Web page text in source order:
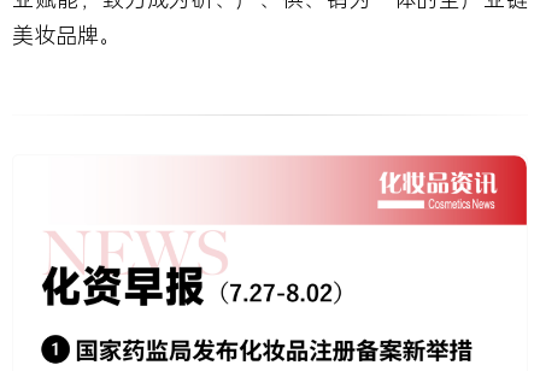
美妆品牌。